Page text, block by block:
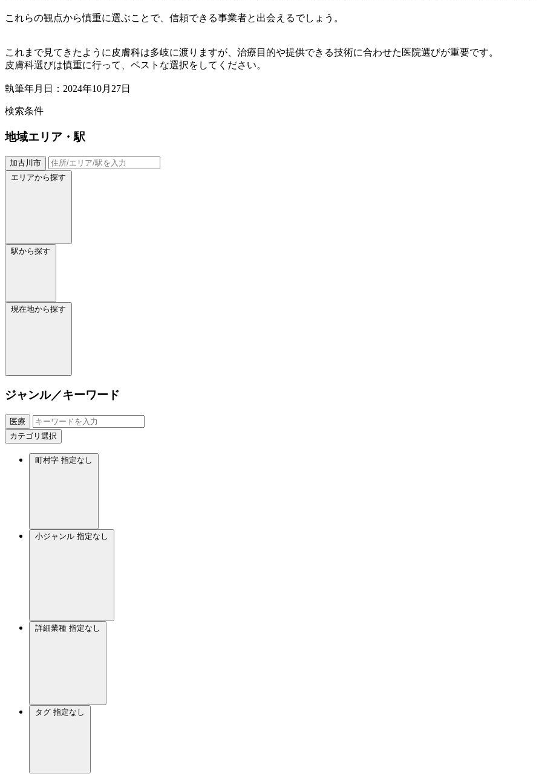
これらの観点から慎重に選ぶことで、信頼できる事業者と出会えるでしょう。
これまで見てきたように皮膚科は多岐に渡りますが、治療目的や提供できる技術に合わせた医院選びが重要です。
皮膚科選びは慎重に行って、ベストな選択をしてください。
執筆年月日：2024年10月27日
検索条件
地域エリア・駅
加古川市
エリアから探す
駅から探す
現在地から探す
ジャンル／キーワード
医療
カテゴリ選択
町村字 指定なし
小ジャンル 指定なし
詳細業種 指定なし
タグ 指定なし